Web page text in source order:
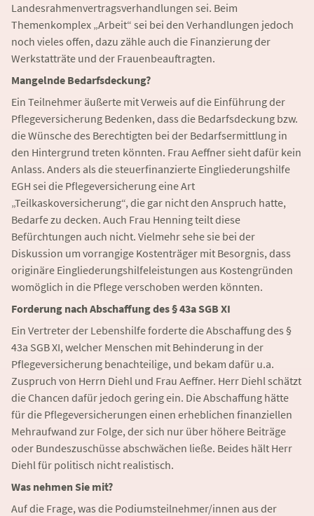
Landesrahmenvertragsverhandlungen sei. Beim
Themenkomplex „Arbeit“ sei bei den Verhandlungen jedoch
noch vieles offen, dazu zähle auch die Finanzierung der
Werkstatträte und der Frauenbeauftragten.
Mangelnde Bedarfsdeckung?
Ein Teilnehmer äußerte mit Verweis auf die Einführung der
Pflegeversicherung Bedenken, dass die Bedarfsdeckung bzw.
die Wünsche des Berechtigten bei der Bedarfsermittlung in
den Hintergrund treten könnten. Frau Aeffner sieht dafür kein
Anlass. Anders als die steuerfinanzierte Eingliederungshilfe
EGH sei die Pflegeversicherung eine Art
„Teilkaskoversicherung“, die gar nicht den Anspruch hatte,
Bedarfe zu decken. Auch Frau Henning teilt diese
Befürchtungen auch nicht. Vielmehr sehe sie bei der
Diskussion um vorrangige Kostenträger mit Besorgnis, dass
originäre Eingliederungshilfeleistungen aus Kostengründen
womöglich in die Pflege verschoben werden könnten.
Forderung nach Abschaffung des § 43a SGB XI
Ein Vertreter der Lebenshilfe forderte die Abschaffung des §
43a SGB XI, welcher Menschen mit Behinderung in der
Pflegeversicherung benachteilige, und bekam dafür u.a.
Zuspruch von Herrn Diehl und Frau Aeffner. Herr Diehl schätzt
die Chancen dafür jedoch gering ein. Die Abschaffung hätte
für die Pflegeversicherungen einen erheblichen finanziellen
Mehraufwand zur Folge, der sich nur über höhere Beiträge
oder Bundeszuschüsse abschwächen ließe. Beides hält Herr
Diehl für politisch nicht realistisch.
Was nehmen Sie mit?
Auf die Frage, was die Podiumsteilnehmer/innen aus der